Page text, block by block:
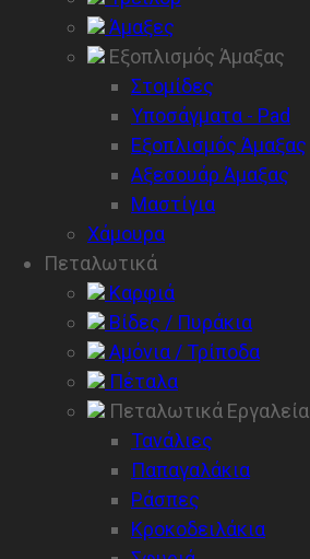
Άμαξες
Εξοπλισμός Άμαξας
Στομίδες
Υποσάγματα - Pad
Εξοπλισμός Άμαξας
Αξεσουάρ Άμαξας
Μαστίγια
Χάμουρα
Πεταλωτικά
Καρφιά
Βίδες / Πυράκια
Αμόνια / Τρίποδα
Πέταλα
Πεταλωτικά Εργαλεία
Τανάλιες
Παπαγαλάκια
Ράσπες
Κροκοδειλάκια